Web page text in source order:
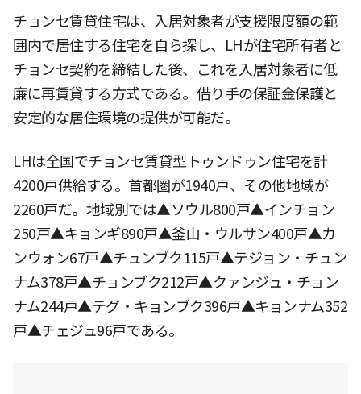
チョンセ賃貸住宅は、入居対象者が支援限度額の範
囲内で居住する住宅を自ら探し、LHが住宅所有者と
チョンセ契約を締結した後、これを入居対象者に低
廉に再賃貸する方式である。借り手の保証金保護と
安定的な居住環境の提供が可能だ。
LHは全国でチョンセ賃貸型トゥンドゥン住宅を計
4200戸供給する。首都圏が1940戸、その他地域が
2260戸だ。地域別では▲ソウル800戸▲インチョン
250戸▲キョンギ890戸▲釜山・ウルサン400戸▲カ
ンウォン67戸▲チュンブク115戸▲テジョン・チュン
ナム378戸▲チョンブク212戸▲クァンジュ・チョン
ナム244戸▲テグ・キョンブク396戸▲キョンナム352
戸▲チェジュ96戸である。